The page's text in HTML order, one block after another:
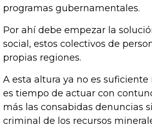
programas gubernamentales.
Por ahí debe empezar la
social, estos colectivos de
propias regiones.
A esta altura ya no es
es tiempo de actuar con
más las consabidas denuncias
criminal de los recursos